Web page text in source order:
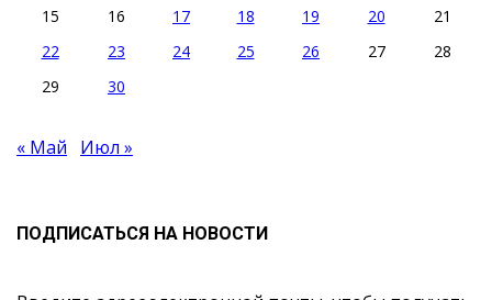
15
16 17 18 19 20
21
22
23 24 25 26 27
28
29
30
« Май Июл »
ПОДПИСАТЬСЯ НА НОВОСТИ